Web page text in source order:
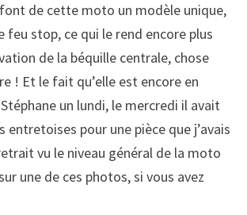
de cette moto un modèle unique,
feu stop, ce qui le rend encore plus
de la béquille centrale, chose
! Et le fait qu’elle est encore en
un lundi, le mercredi il avait
entretoises pour une pièce que j’avais
vu le niveau général de la moto
une de ces photos, si vous avez